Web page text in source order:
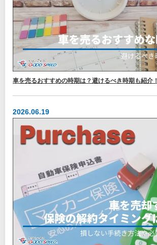
車を売るおすすめの時期は？避けるべき時期も紹介！
2026.06.19